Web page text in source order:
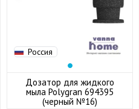
Россия
Дозатор для жидкого
мыла Polygran 694395
(черный №16)